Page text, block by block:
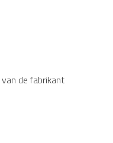
de fabrikant